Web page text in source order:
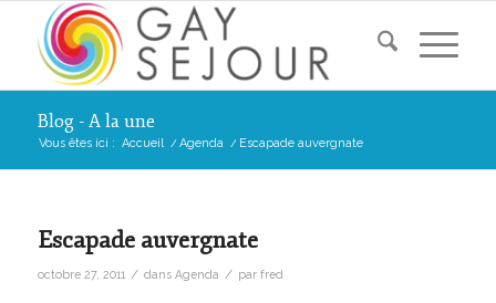
Blog - A la une
Vous êtes ici : Accueil / Agenda / Escapade auvergnate
Escapade auvergnate
octobre 27, 2011 / dans Agenda / par fred